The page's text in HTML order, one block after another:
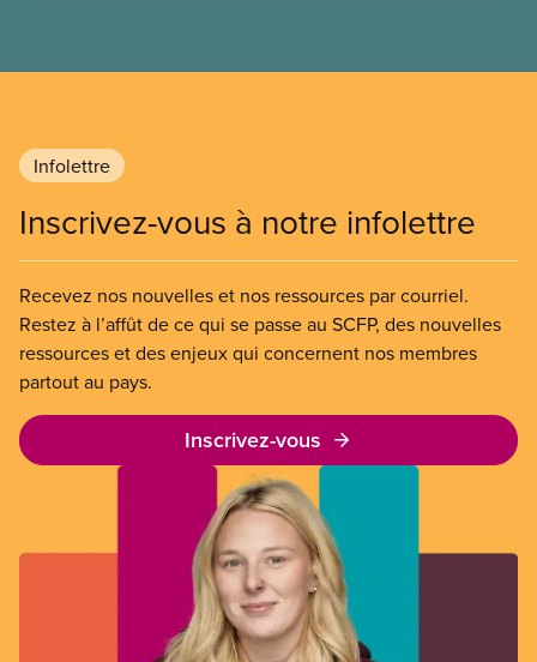
Infolettre
Inscrivez-vous à notre infolettre
Recevez nos nouvelles et nos ressources par courriel.
Restez à l’affût de ce qui se passe au SCFP, des nouvelles
ressources et des enjeux qui concernent nos membres
partout au pays.
Inscrivez-vous